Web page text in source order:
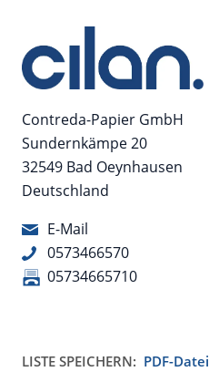
Contreda-Papier GmbH
Sundernkämpe 20
32549 Bad Oeynhausen
Deutschland
E-Mail
0573466570
05734665710
LISTE SPEICHERN: PDF-Datei